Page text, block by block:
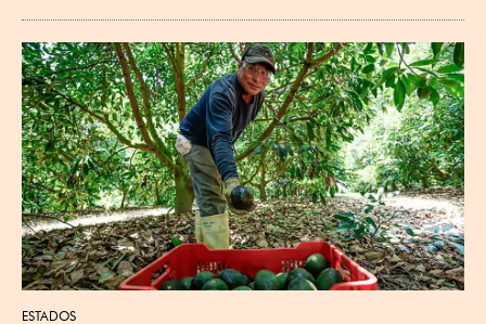
ESTADOS